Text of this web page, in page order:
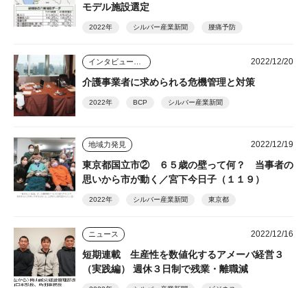
モデル施設選定
2022年 シルバー産業新聞 腰痛予防
インタビュー・座談会 2022/12/20
介護事業者に求められる危機管理と対策
2022年 BCP シルバー産業新聞
地域力発見 2022/12/19
東京都国立市② ６５歳の壁って何？ 当事者の
思いから市が動く／宮下今日子（１１９）
2022年 シルバー産業新聞 東京都
ニュース 2022/12/16
短期連載 生産性を数値化するアメーバ経営３
（実践編） 週休３日制で残業・離職減